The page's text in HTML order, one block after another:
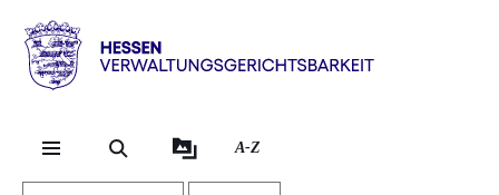
Direkt zum Kopf der
Direkt zum Inhalt
Direkt zum Fuß der
Hessen
Verwaltungsgerichtsbarkeit
A-Z